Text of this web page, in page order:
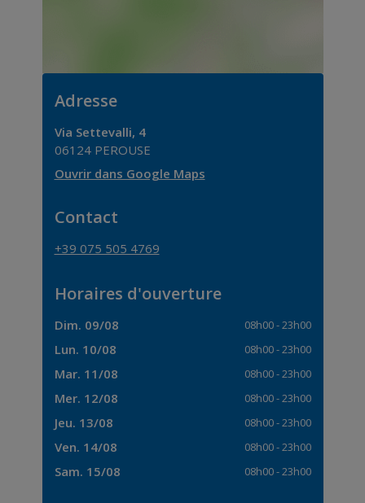
Adresse
Via Settevalli, 4
06124 PEROUSE
Ouvrir dans Google Maps
Contact
+39 075 505 4769
Horaires d'ouverture
Dim. 09/08 08h00- 23h00
Lun. 10/08 08h00- 23h00
Mar. 11/08 08h00- 23h00
Mer. 12/08 08h00- 23h00
Jeu. 13/08 08h00- 23h00
Ven. 14/08 08h00- 23h00
Sam. 15/08 08h00- 23h00